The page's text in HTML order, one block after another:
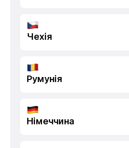
Чехія
Румунія
Німеччина